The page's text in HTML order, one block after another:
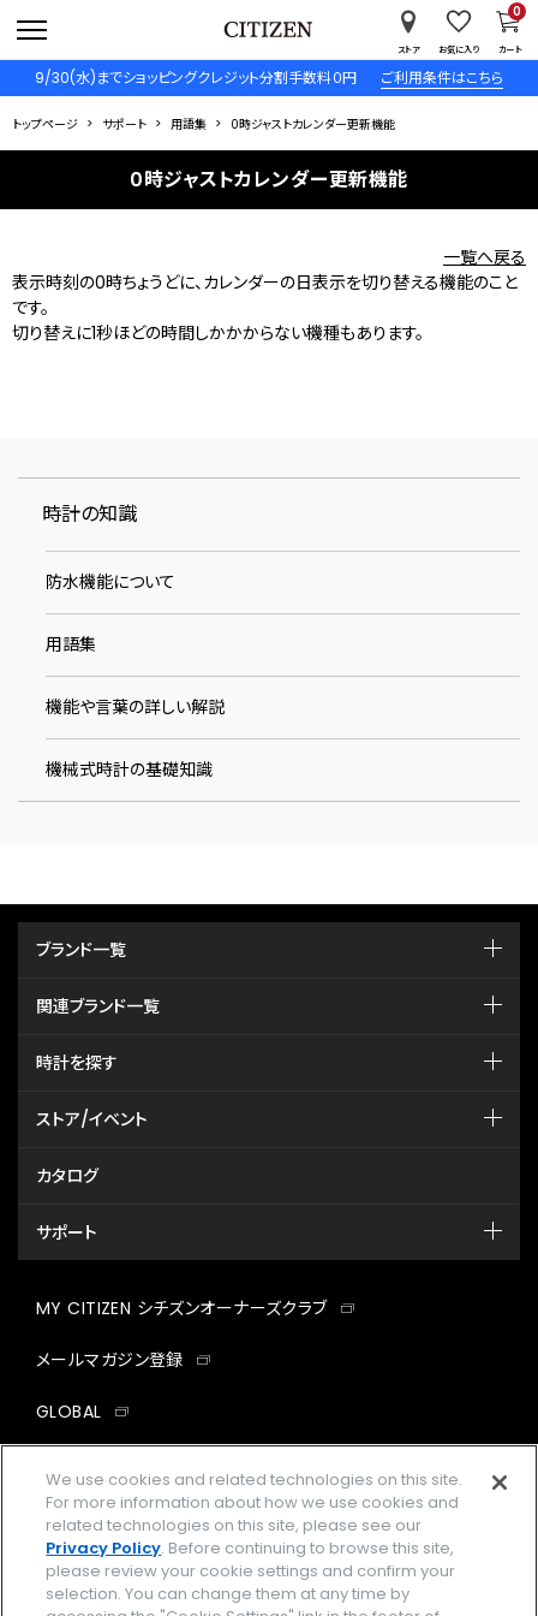
9/30(水)までショッピングクレジット分割手数料０円 ご利用条件はこちら
ストア お気に入り カート
0
トップページ サポート 用語集 0時ジャストカレンダー更新機能
0時ジャストカレンダー更新機能
一覧へ戻る
表示時刻の0時ちょうどに、カレンダーの日表示を切り替える機能のこと
です。
切り替えに1秒ほどの時間しかかからない機種もあります。
時計の知識
防水機能について
用語集
機能や言葉の詳しい解説
機械式時計の基礎知識
ブランド一覧
関連ブランド一覧
時計を探す
ストア/イベント
カタログ
サポート
MY CITIZEN シチズンオーナーズクラブ
メールマガジン登録
GLOBAL
facebookinstagramtwitter
企業情報 ご利用規約
We use cookies and related technologies on this site.
For more information about how we use cookies and
related technologies on this site, please see our
Privacy Policy. Before continuing to browse this site,
please review your cookie settings and confirm your
selection. You can change them at any time by